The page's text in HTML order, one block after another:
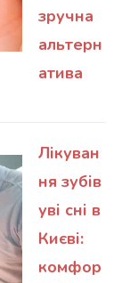
зручна
альтерн
атива
Лікуван
ня зубів
уві сні в
Києві:
комфор